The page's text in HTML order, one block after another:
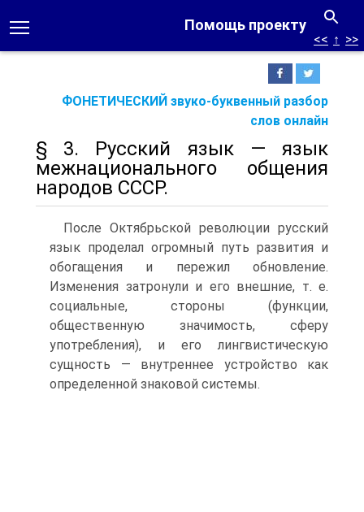
Помощь проекту
ФОНЕТИЧЕСКИЙ звуко-буквенный разбор
слов онлайн
<< ↑ >>
§ 3. Русский язык — язык
межнационального общения
народов СССР.
После Октябрьской революции русский
язык проделал огромный путь развития и
обогащения и пережил обновление.
Изменения затронули и его внешние, т. е.
социальные, стороны (функции,
общественную значимость, сферу
употребления), и его лингвистическую
сущность — внутреннее устройство как
определенной знаковой системы.